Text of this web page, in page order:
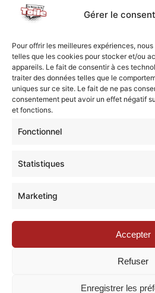
Gérer le
Pour offrir les meilleures expériences,
telles que les cookies pour stocker et/ou
appareils. Le fait de consentir à ces
traiter des données telles que le
uniques sur ce site. Le fait de ne pas
consentement peut avoir un effet négatif
et fonctions.
Fonctionnel
Statistiques
Marketing
Accepter
Refuser
Enregistrer les
Fabien Tillon est journaliste
Il a été critique de bande
CULT sur France 5
chroniqueur cinéma et BD
Tendance animé par Laurent
1. Il a aussi participé à
Nous vous invitons à
« La Galaxie de la Pop-culture